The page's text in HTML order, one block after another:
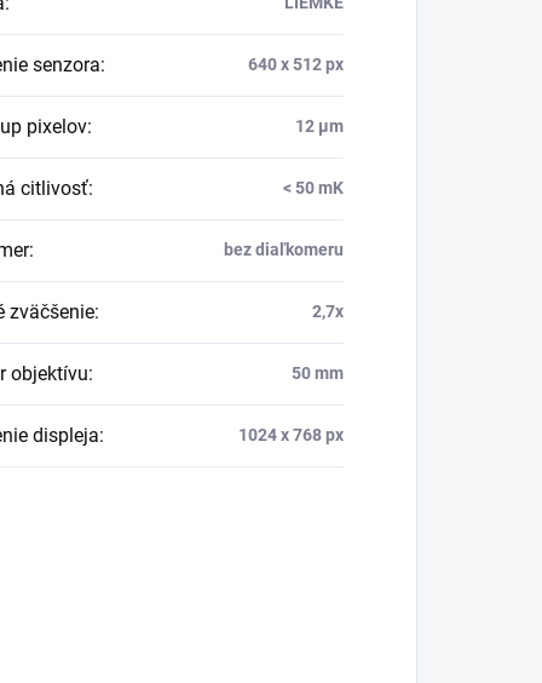
senzora: 640 x 512 px
pixelov: 12 µm
citlivosť: < 50 mK
: bez diaľkomeru
zväčšenie: 2,7x
objektívu: 50 mm
displeja: 1024 x 768 px